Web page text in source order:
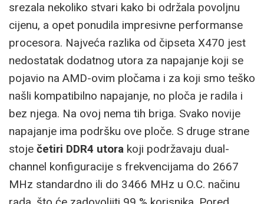
srezala nekoliko stvari kako bi održala povoljnu
cijenu, a opet ponudila impresivne performanse
procesora. Najveća razlika od čipseta X470 jest
nedostatak dodatnog utora za napajanje koji se
pojavio na AMD-ovim pločama i za koji smo teško
našli kompatibilno napajanje, no ploča je radila i
bez njega. Na ovoj nema tih briga. Svako novije
napajanje ima podršku ove ploče. S druge strane
stoje četiri DDR4 utora koji podržavaju dual-
channel konfiguracije s frekvencijama do 2667
MHz standardno ili do 3466 MHz u O.C. načinu